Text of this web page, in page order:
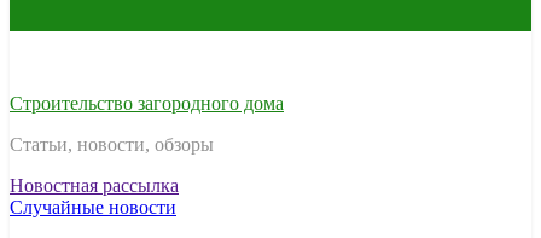
Строительство загородного дома
Статьи, новости, обзоры
Новостная рассылка
Случайные новости